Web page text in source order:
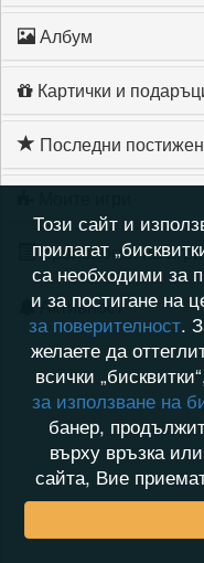
Албум
Картички и
Последни
Хронология на игри
Активност
Този сайт и
прилагат
са необходими за
и за постигане на
за поверителност.
желаете да
всички
за използване на
банер,
върху връзка
сайта, Вие